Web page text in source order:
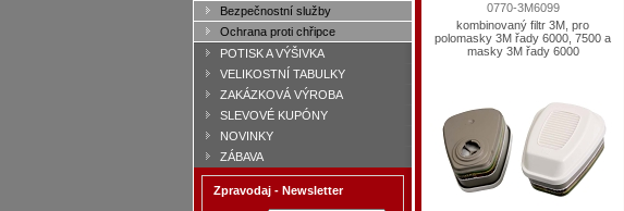
Bezpečnostní služby
Ochrana proti chřipce
POTISK A VÝŠIVKA
VELIKOSTNÍ TABULKY
ZAKÁZKOVÁ VÝROBA
SLEVOVÉ KUPÓNY
NOVINKY
ZÁBAVA
Zpravodaj - Newsletter
0770-3M6099
kombinovaný filtr 3M, pro
polomasky 3M řady 6000, 7500 a
masky 3M řady 6000